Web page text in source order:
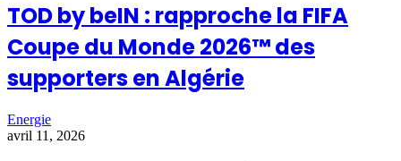
TOD by beIN : rapproche la FIFA
Coupe du Monde 2026™ des
supporters en Algérie
Energie
avril 11, 2026